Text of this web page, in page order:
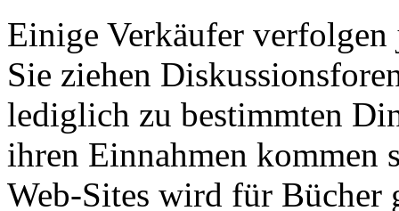
Einige Verkäufer verfolgen
Sie ziehen
lediglich zu bestimmten
ihren Einnahmen kommen
Web-Sites wird für Bücher